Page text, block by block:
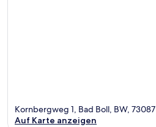
Kornbergweg 1, Bad Boll, BW, 73087
Auf Karte anzeigen